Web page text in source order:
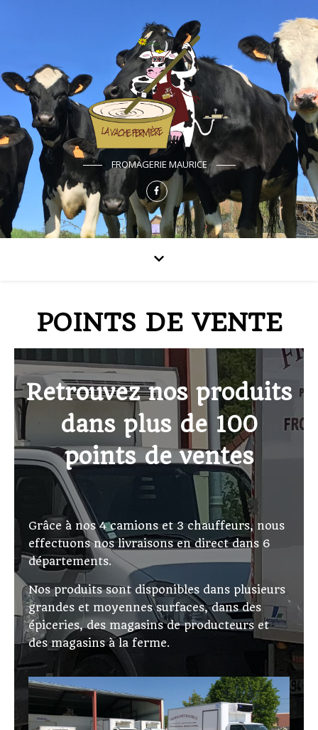
FROMAGERIE MAURICE
POINTS DE VENTE
Retrouvez nos produits
dans plus de 100
points de ventes
Grâce à nos 4 camions et 3 chauffeurs, nous
effectuons nos livraisons en direct dans 6
départements.
Nos produits sont disponibles dans plusieurs
grandes et moyennes surfaces, dans des
épiceries, des magasins de producteurs et
des magasins à la ferme.